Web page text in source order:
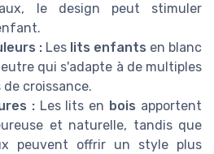
le design peut stimuler
: Les lits enfants en blanc
qui s'adapte à de multiples
croissance.
:Les lits en bois apportent
et naturelle, tandis que
peuvent offrir un style plus